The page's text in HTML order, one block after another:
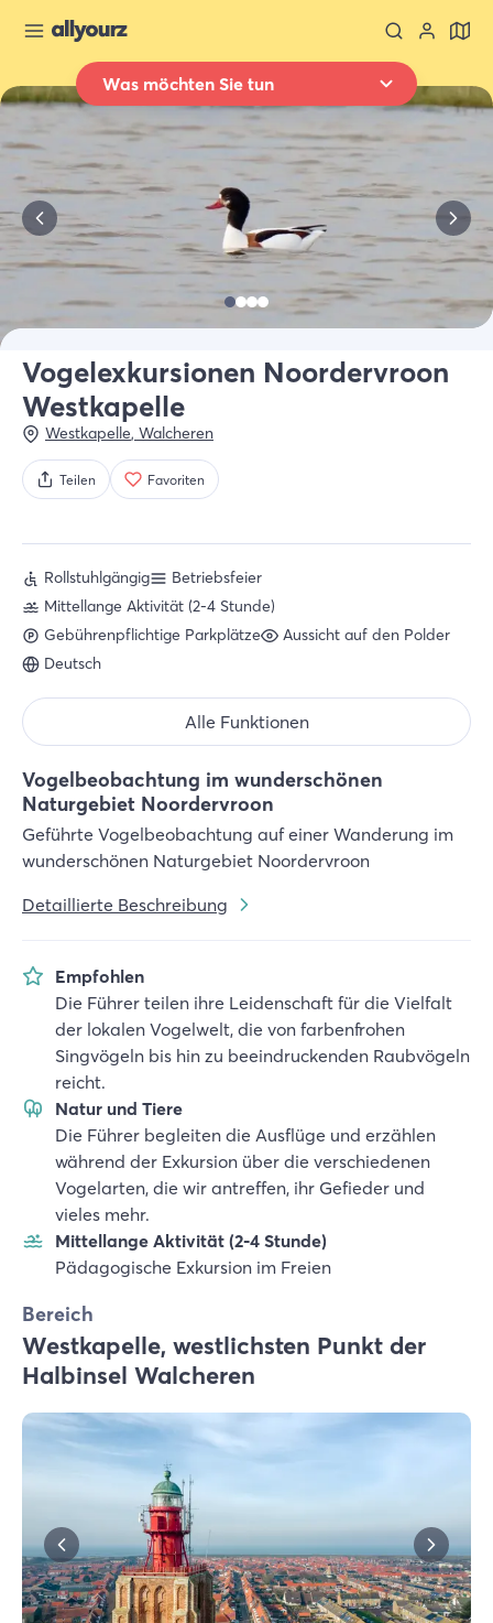
Was möchten Sie tun
Zurück zur Übersicht
Übernachten
Wo
Ganz Zeeland
Wann
Datum auswählen
Alle Arten
Wer
2 Gäste
Vogelexkursionen Noordervroon
Westkapelle
Westkapelle, Walcheren
Teilen Favoriten
Vogelbeobachtung im wunderschönen
Naturgebiet Noordervroon
Geführte Vogelbeobachtung auf einer Wanderung im
wunderschönen Naturgebiet Noordervroon
Detaillierte Beschreibung
Empfohlen
Die Führer teilen ihre Leidenschaft für die Vielfalt
der lokalen Vogelwelt, die von farbenfrohen
Singvögeln bis hin zu beeindruckenden Raubvögeln
reicht.
Natur und Tiere
Die Führer begleiten die Ausflüge und erzählen
während der Exkursion über die verschiedenen
Vogelarten, die wir antreffen, ihr Gefieder und
vieles mehr.
Mittellange Aktivität (2-4 Stunde)
Pädagogische Exkursion im Freien
Rollstuhlgängig
Betriebsfeier
Mittellange Aktivität (2-4 Stunde)
Gebührenpflichtige Parkplätze
Aussicht auf den Polder
Deutsch
Alle Funktionen
Bereich
Westkapelle, westlichsten Punkt der
Halbinsel Walcheren